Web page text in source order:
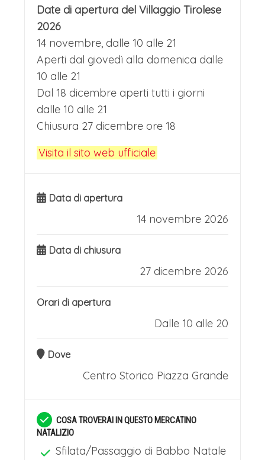
Date di apertura del Villaggio Tirolese
2026
14 novembre, dalle 10 alle 21
Aperti dal giovedì alla domenica dalle
10 alle 21
Dal 18 dicembre aperti tutti i giorni
dalle 10 alle 21
Chiusura 27 dicembre ore 18
Visita il sito web ufficiale
Data di apertura
14 novembre 2026
Data di chiusura
27 dicembre 2026
Orari di apertura
Dalle 10 alle 20
Dove
Centro Storico Piazza Grande
COSA TROVERAI IN QUESTO MERCATINO
NATALIZIO
Sfilata/Passaggio di Babbo Natale